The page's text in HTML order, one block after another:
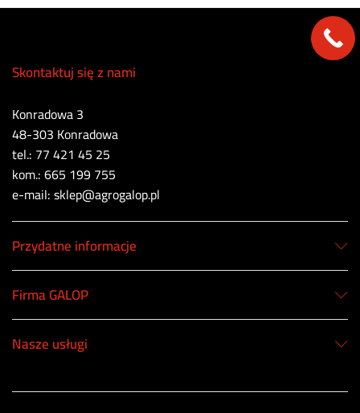
Skontaktuj się z nami
Konradowa 3
48-303 Konradowa
tel.: 77 421 45 25
kom.: 665 199 755
e-mail: sklep@agrogalop.pl
Przydatne informacje
Firma GALOP
Nasze usługi